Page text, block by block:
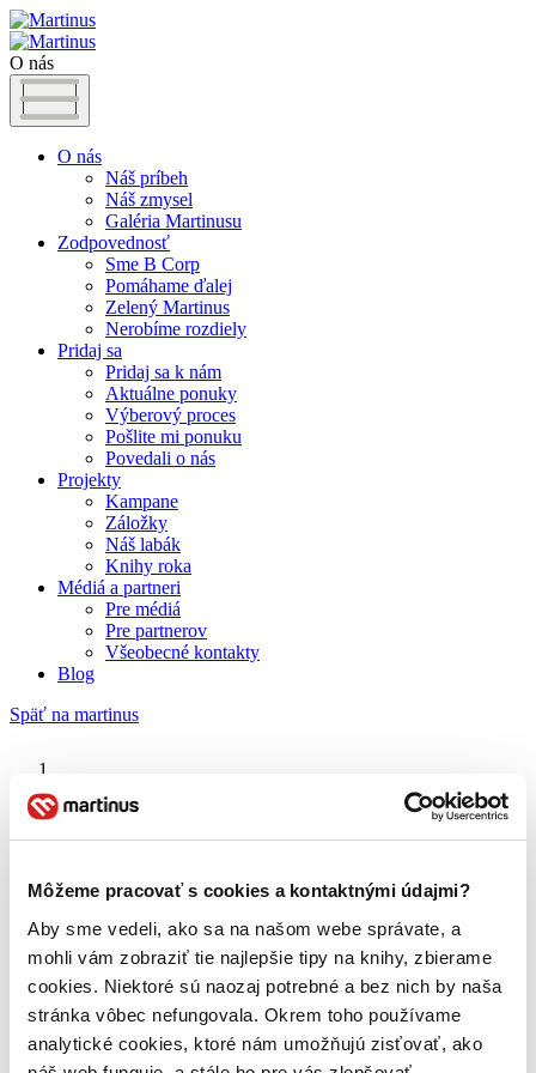
Môžeme pracovať s cookies a kontaktnými údajmi?
Aby sme vedeli, ako sa na našom webe správate, a
mohli vám zobraziť tie najlepšie tipy na knihy, zbierame
cookies. Niektoré sú naozaj potrebné a bez nich by naša
stránka vôbec nefungovala. Okrem toho používame
analytické cookies, ktoré nám umožňujú zisťovať, ako
O nás
O nás
Náš príbeh
Náš zmysel
Galéria Martinusu
Zodpovednosť
Sme B Corp
Pomáhame ďalej
Zelený Martinus
Nerobíme rozdiely
Pridaj sa
Pridaj sa k nám
Aktuálne ponuky
Výberový proces
Pošlite mi ponuku
Povedali o nás
Projekty
Kampane
Záložky
Náš labák
Knihy roka
Médiá a partneri
Pre médiá
Pre partnerov
Všeobecné kontakty
Blog
Späť na martinus
Ray Bradbury
O nás
Náš príbeh
Galéria Martinusu
Zodpovednosť
Sme B Corp